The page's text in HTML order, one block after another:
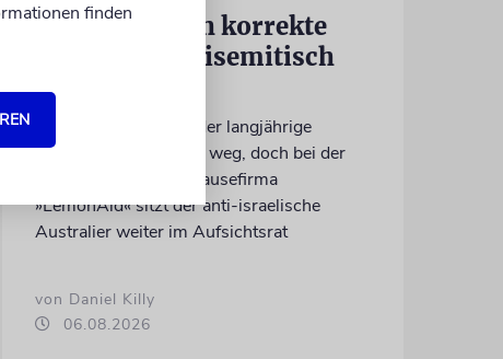
Kann politisch korrekte
Limonade antisemitisch
sein?
Beim FC St. Pauli ist der langjährige
Kapitän Jackson Irvine weg, doch bei der
politisch korrekten Brausefirma
»LemonAid« sitzt der anti-israelische
Australier weiter im Aufsichtsrat
von Daniel Killy
06.08.2026
finden